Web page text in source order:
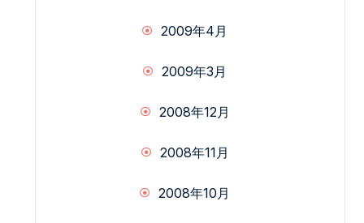
2009年4月
2009年3月
2008年12月
2008年11月
2008年10月